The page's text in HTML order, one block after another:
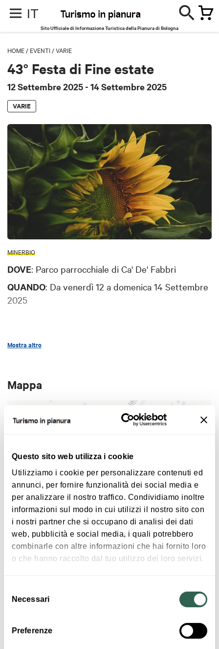
Questo sito web utilizza i cookie
Utilizziamo i cookie per personalizzare contenuti ed
annunci, per fornire funzionalità dei social media e
per analizzare il nostro traffico. Condividiamo inoltre
informazioni sul modo in cui utilizzi il nostro sito con
i nostri partner che si occupano di analisi dei dati
web, pubblicità e social media, i quali potrebbero
combinarle con altre informazioni che hai fornito loro
o che hanno raccolto dal tuo utilizzo dei loro servizi.
delNecessari
Preferenze
IT
Sito Ufficiale di Informazione Turistica della Pianura di Bologna
HOME / EVENTI /VARIE
43° Festa di Fine estate
12 Settembre 2025- 14 Settembre 2025
VARIE
MINERBIO
DOVE: Parco parrocchiale di Ca' De' Fabbri
QUANDO: Da venerdì 12 a domenica 14 Settembre
2025
- venerdì 12 e sabato 13 aperto dalle ore 19:00 alle
e dalle ore 19:00 alle ore 22:30.
🤹 intrattenimento bimbi
Ingresso gratuito.
Mostra altro
Mappa
Leaflet |© OpenStreetMap contributors © CARTO
43° Festa di Fine estate